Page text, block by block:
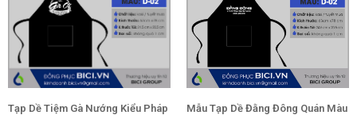
Tạp Dề Tiệm Gà Nướng Kiểu Pháp
Mẫu Tạp Dề Đằng Đông Quán Màu